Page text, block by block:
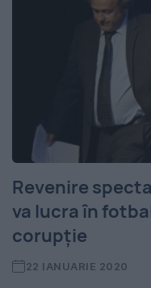
Revenire
va lucra în
corupție
22 IANUARIE 2020